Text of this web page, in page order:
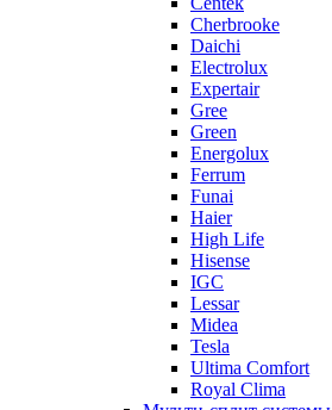
Cherbrooke
Daichi
Electrolux
Expertair
Gree
Green
Energolux
Ferrum
Funai
Haier
High Life
Hisense
IGC
Lessar
Midea
Tesla
Ultima Comfort
Royal Clima